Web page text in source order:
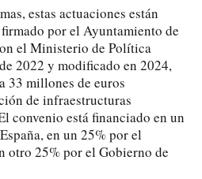
estas actuaciones están
por el Ayuntamiento de
el Ministerio de Política
2022 y modificado en 2024,
33 millones de euros
de infraestructuras
convenio está financiado en un
en un 25% por el
otro 25% por el Gobierno de